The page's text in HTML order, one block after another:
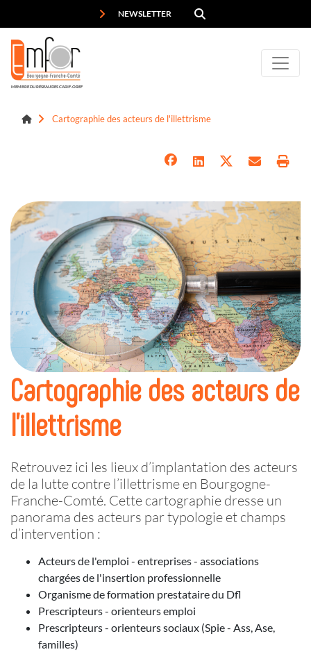
NEWSLETTER
MEMBRE DU RÉSEAU DES CARIF-OREF
Cartographie des acteurs de l'illettrisme
Cartographie des acteurs de
l'illettrisme
Retrouvez ici les lieux d’implantation des acteurs
de la lutte contre l’illettrisme en Bourgogne-
Franche-Comté. Cette cartographie dresse un
panorama des acteurs par typologie et champs
d’intervention :
Acteurs de l'emploi - entreprises - associations
chargées de l'insertion professionnelle
Organisme de formation prestataire du Dfl
Prescripteurs - orienteurs emploi
Prescripteurs - orienteurs sociaux (Spie- Ass,Ase,
familles)
Panneau de gestion des cookies